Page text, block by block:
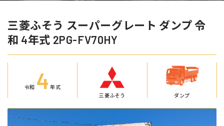
三菱ふそう スーパーグレート ダンプ 令
和 4年式 2PG-FV70HY
令和 4 年式
三菱ふそう
ダンプ